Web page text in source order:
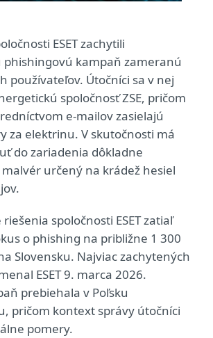
ESET zachytili
phishingovú kampaň zameranú
používateľov. Útočníci sa v nej
spoločnosť ZSE, pričom
e-mailov zasielajú
za elektrinu. V skutočnosti má
do zariadenia dôkladne
určený na krádež hesiel
spoločnosti ESET zatiaľ
o phishing na približne 1 300
Slovensku. Najviac zachytených
ESET 9. marca 2026.
prebiehala v Poľsku
pričom kontext správy útočníci
pomery.